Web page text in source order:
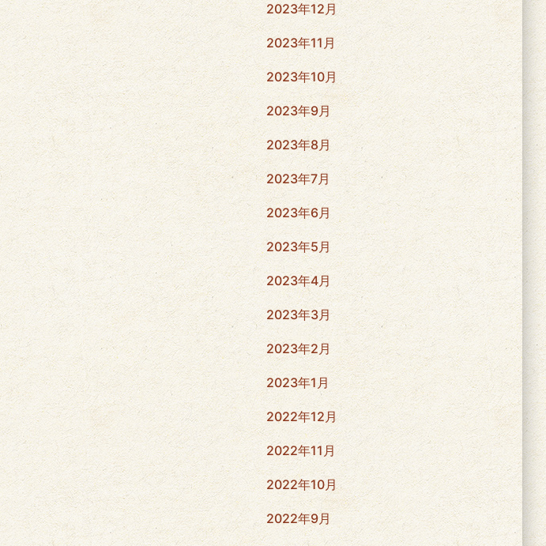
2023年12月
2023年11月
2023年10月
2023年9月
2023年8月
2023年7月
2023年6月
2023年5月
2023年4月
2023年3月
2023年2月
2023年1月
2022年12月
2022年11月
2022年10月
2022年9月